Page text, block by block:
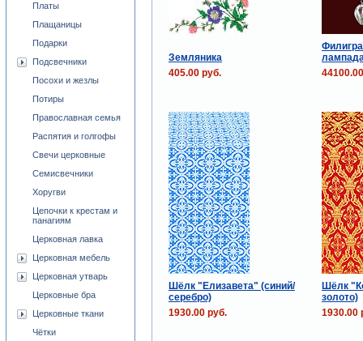
Земляника
405.00 руб.
Шёлк "Елизавета" (синий/
серебро)
Шёлк
золото)
1930.00 руб.
1930.00
Платы
Плащаницы
Подарки
Подсвечники
Посохи и жезлы
Потиры
Православная семья
Распятия и голгофы
Свечи церковные
Семисвечники
Хоругви
Цепочки к крестам и
панагиям
Церковная лавка
Церковная мебель
Церковная утварь
Церковные бра
Церковные ткани
Чётки